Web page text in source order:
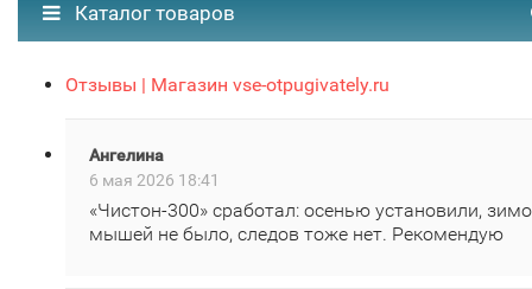
Каталог товаров
Отзывы | Магазин vse-otpugivately.ru
Ангелина
6 мая 2026 18:41
«Чистон‑300» сработал: осенью установили,
мышей не было, следов тоже нет. Рекомендую